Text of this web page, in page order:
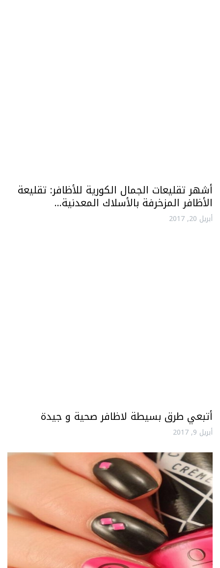
أشهر تقليعات الجمال الكورية للأظافر: تقليعة
الأظافر المزخرفة بالأسلاك المعدنية…
أبريل 20, 2017
أتبعي طرق بسيطة لاظافر صحية و جيدة
أبريل 9, 2017